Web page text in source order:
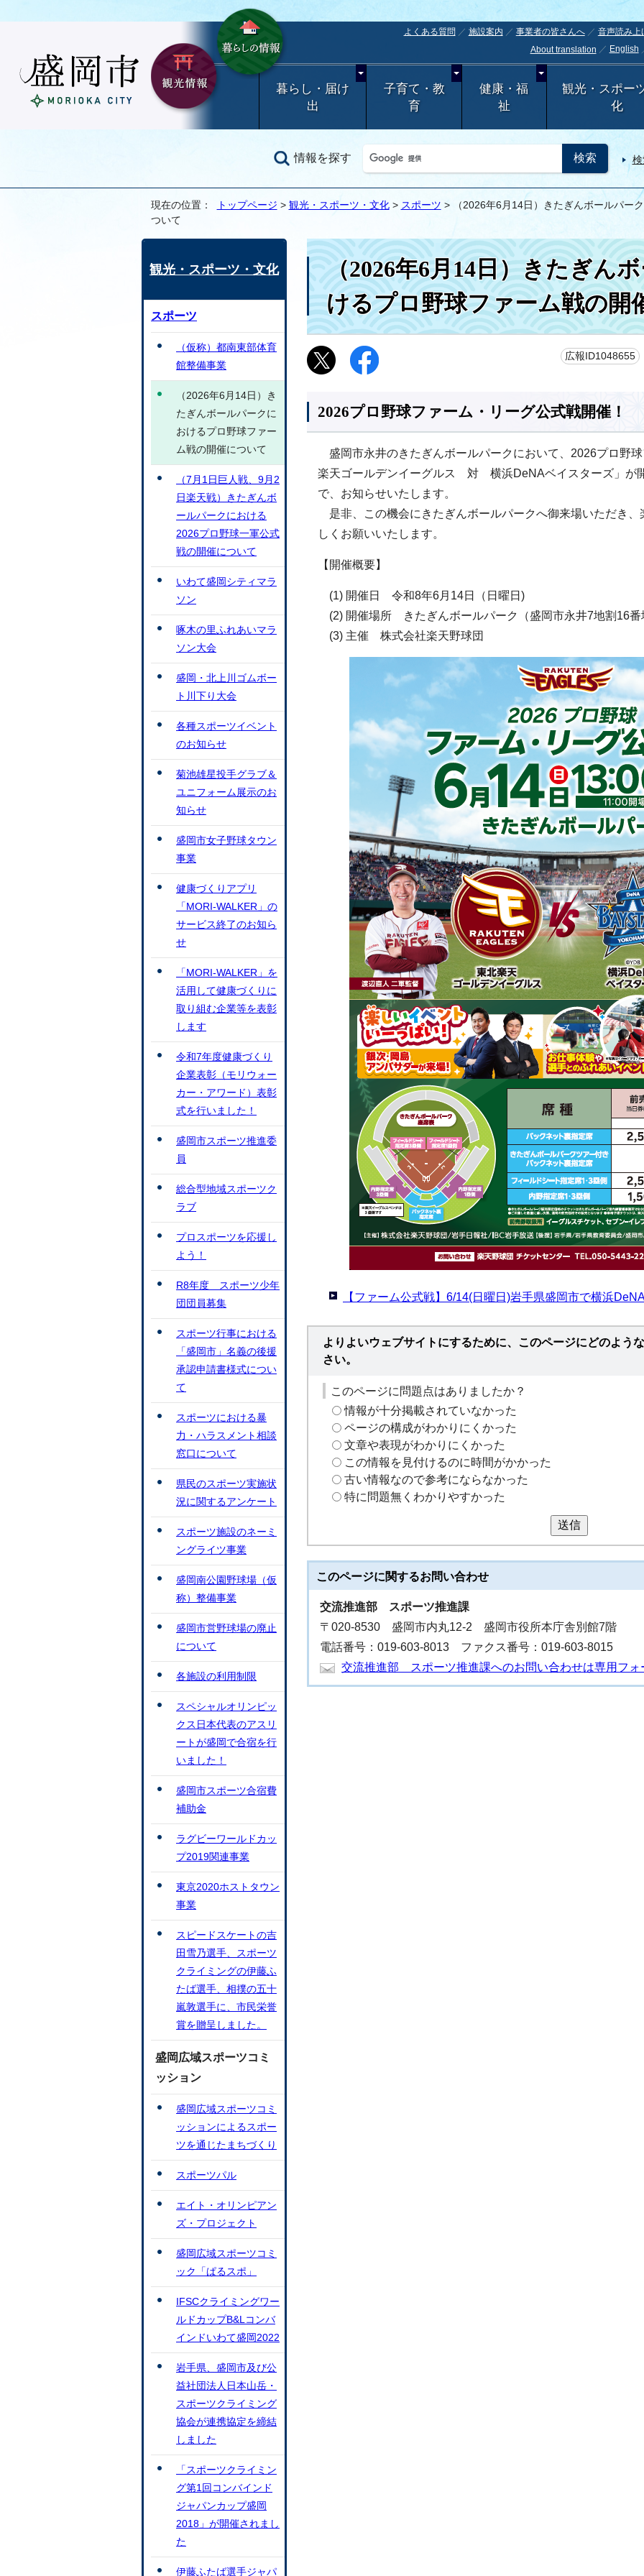
よくある質問 施設案内 事業者の皆さんへ 音声読み上
About translation
English
暮らし・届け
出
子育て・教
育
健康・福
祉
観光・スポー
化
情報を探す
現在の位置： トップページ > 観光・スポーツ・文化> スポーツ > （2026年6月14日）きたぎんボールパー
ついて
（2026年6月14日）きたぎん
けるプロ野球ファーム戦の開
広報ID1048655
2026プロ野球ファーム・リーグ公式戦開催！
盛岡市永井のきたぎんボールパークにおいて、2026プロ野
楽天ゴールデンイーグルス 対 横浜DeNAベイスターズ」が
で、お知らせいたします。
是非、この機会にきたぎんボールパークへ御来場いただき、
しくお願いいたします。
【開催概要】
(1) 開催日 令和8年6月14日（日曜日)
(2) 開催場所 きたぎんボールパーク（盛岡市永井7地割16番
(3) 主催 株式会社楽天野球団
【ファーム公式戦】6/14(日曜日)岩手県盛岡市で横浜
よりよいウェブサイトにするために、このページにどのよう
さい。
このページに問題点はありましたか？
情報が十分掲載されていなかった
ページの構成がわかりにくかった
文章や表現がわかりにくかった
この情報を見付けるのに時間がかかった
古い情報なので参考にならなかった
特に問題無くわかりやすかった
送信
このページに関するお問い合わせ
交流推進部
スポーツ推進課
〒020-8530 盛岡市内丸12-2 盛岡市役所本庁舎別館7階
電話番号：019-603-8013 ファクス番号：019-603-8015
交流推進部 スポーツ推進課へのお問い合わせは専用フォ
観光・スポーツ・文化
スポーツ
（仮称）都南東部体育
館整備事業
（2026年6月14日）き
たぎんボールパークに
おけるプロ野球ファー
ム戦の開催について
（7月1日巨人戦、9月2
日楽天戦）きたぎんボ
ールパークにおける
2026プロ野球一軍公式
戦の開催について
いわて盛岡シティマラ
ソン
啄木の里ふれあいマラ
ソン大会
盛岡・北上川ゴムボー
ト川下り大会
各種スポーツイベント
のお知らせ
菊池雄星投手グラブ＆
ユニフォーム展示のお
知らせ
盛岡市女子野球タウン
事業
健康づくりアプリ
「MORI-WALKER」の
サービス終了のお知ら
せ
「MORI-WALKER」を
活用して健康づくりに
取り組む企業等を表彰
します
令和7年度健康づくり
企業表彰（モリウォー
カー・アワード）表彰
式を行いました！
盛岡市スポーツ推進委
員
総合型地域スポーツク
ラブ
プロスポーツを応援し
よう！
R8年度 スポーツ少年
団団員募集
スポーツ行事における
「盛岡市」名義の後援
承認申請書様式につい
て
スポーツにおける暴
力・ハラスメント相談
窓口について
県民のスポーツ実施状
況に関するアンケート
スポーツ施設のネーミ
ングライツ事業
盛岡南公園野球場（仮
称）整備事業
盛岡市営野球場の廃止
について
各施設の利用制限
スペシャルオリンピッ
クス日本代表のアスリ
ートが盛岡で合宿を行
いました！
盛岡市スポーツ合宿費
補助金
ラグビーワールドカッ
プ2019関連事業
東京2020ホストタウン
事業
スピードスケートの吉
田雪乃選手、スポーツ
クライミングの伊藤ふ
たば選手、相撲の五十
嵐敦選手に、市民栄誉
賞を贈呈しました。
盛岡広域スポーツコミ
ッション
盛岡広域スポーツコミ
ッションによるスポー
ツを通じたまちづくり
スポーツパル
エイト・オリンピアン
ズ・プロジェクト
盛岡広域スポーツコミ
ック「ぱるスポ」
IFSCクライミングワー
ルドカップB&Lコンバ
インドいわて盛岡2022
岩手県、盛岡市及び公
益社団法人日本山岳・
スポーツクライミング
協会が連携協定を締結
しました
「スポーツクライミン
グ第1回コンバインド
ジャパンカップ盛岡
2018」が開催されまし
た
伊藤ふたば選手ジャパ